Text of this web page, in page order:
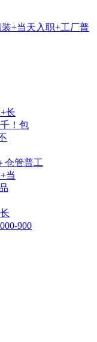
+当天入职+工厂普
长
！包
仓管普工
当
900